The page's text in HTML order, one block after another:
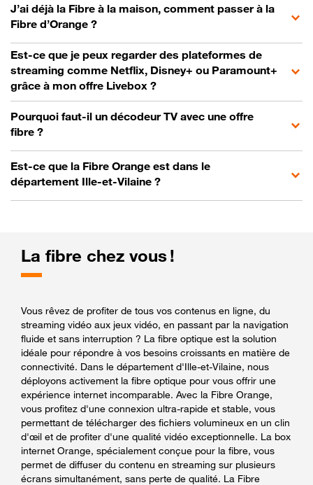
J’ai déjà la Fibre à la maison, comment passer à la
Fibre d’Orange ?
Est-ce que je peux regarder des plateformes de
streaming comme Netflix, Disney+ ou Paramount+
grâce à mon offre Livebox ?
Pourquoi faut-il un décodeur TV avec une offre
fibre ?
Est-ce que la Fibre Orange est dans le
département Ille-et-Vilaine ?
La fibre chez vous !
Vous rêvez de profiter de tous vos contenus en ligne, du
streaming vidéo aux jeux vidéo, en passant par la navigation
fluide et sans interruption ? La fibre optique est la solution
idéale pour répondre à vos besoins croissants en matière de
connectivité. Dans le département d'Ille-et-Vilaine, nous
déployons activement la fibre optique pour vous offrir une
expérience internet incomparable. Avec la Fibre Orange,
vous profitez d'une connexion ultra-rapide et stable, vous
permettant de télécharger des fichiers volumineux en un clin
d'œil et de profiter d'une qualité vidéo exceptionnelle. La box
internet Orange, spécialement conçue pour la fibre, vous
permet de diffuser du contenu en streaming sur plusieurs
écrans simultanément, sans perte de qualité. La Fibre